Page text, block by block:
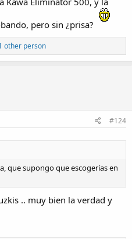
pero sin ¿prisa?
other person
#124
que supongo que escogerías en
.. muy bien la verdad y